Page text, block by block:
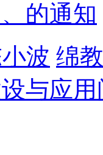
的通知
波 绵
与应